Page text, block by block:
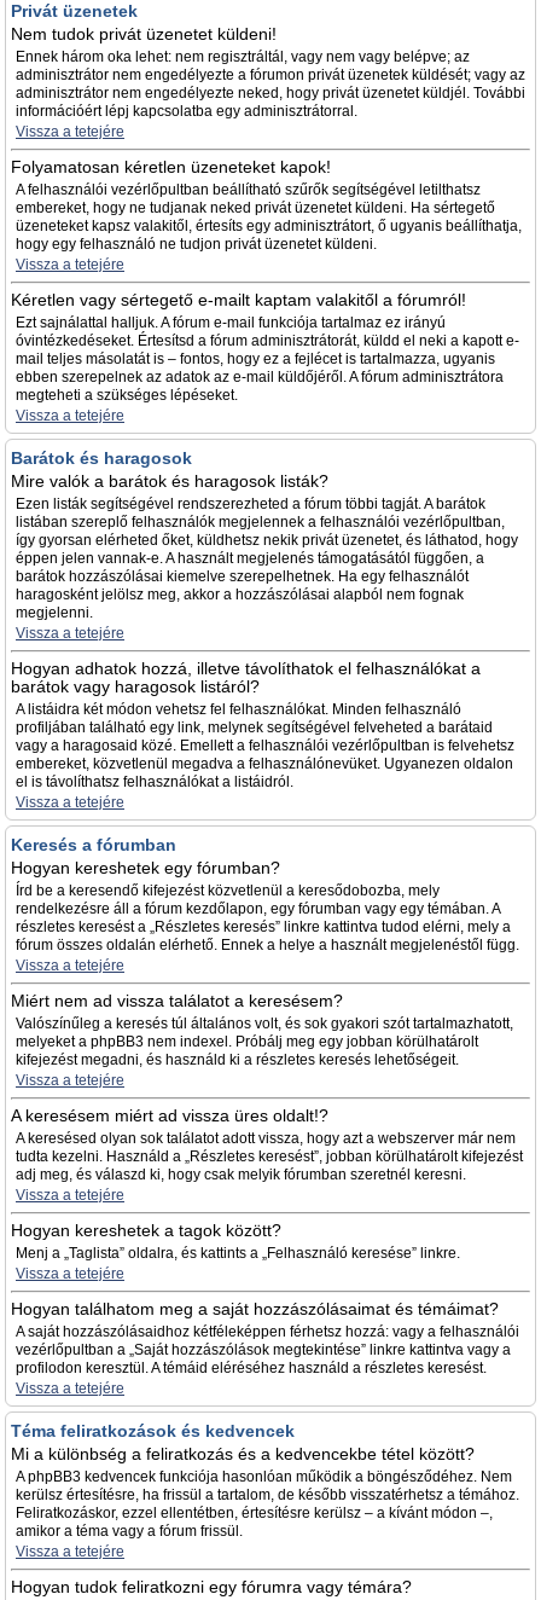
Privát üzenetek
Nem tudok privát üzenetet küldeni!
Ennek három oka lehet: nem regisztráltál, vagy nem vagy belépve; az
adminisztrátor nem engedélyezte a fórumon privát üzenetek küldését; vagy az
adminisztrátor nem engedélyezte neked, hogy privát üzenetet küldjél. További
információért lépj kapcsolatba egy adminisztrátorral.
Vissza a tetejére
Folyamatosan kéretlen üzeneteket kapok!
A felhasználói vezérlőpultban beállítható szűrők segítségével letilthatsz
embereket, hogy ne tudjanak neked privát üzenetet küldeni. Ha sértegető
üzeneteket kapsz valakitől, értesíts egy adminisztrátort, ő ugyanis beállíthatja,
hogy egy felhasználó ne tudjon privát üzenetet küldeni.
Vissza a tetejére
Kéretlen vagy sértegető e-mailt kaptam valakitől a fórumról!
Ezt sajnálattal halljuk. A fórum e-mail funkciója tartalmaz ez irányú
óvintézkedéseket. Értesítsd a fórum adminisztrátorát, küldd el neki a kapott e-
mail teljes másolatát is – fontos, hogy ez a fejlécet is tartalmazza, ugyanis
ebben szerepelnek az adatok az e-mail küldőjéről. A fórum adminisztrátora
megteheti a szükséges lépéseket.
Vissza a tetejére
Barátok és haragosok
Mire valók a barátok és haragosok listák?
Ezen listák segítségével rendszerezheted a fórum többi tagját. A barátok
listában szereplő felhasználók megjelennek a felhasználói vezérlőpultban,
így gyorsan elérheted őket, küldhetsz nekik privát üzenetet, és láthatod, hogy
éppen jelen vannak-e. A használt megjelenés támogatásától függően, a
barátok hozzászólásai kiemelve szerepelhetnek. Ha egy felhasználót
haragosként jelölsz meg, akkor a hozzászólásai alapból nem fognak
megjelenni.
Vissza a tetejére
Hogyan adhatok hozzá, illetve távolíthatok el felhasználókat a
barátok vagy haragosok listáról?
A listáidra két módon vehetsz fel felhasználókat. Minden felhasználó
profiljában található egy link, melynek segítségével felveheted a barátaid
vagy a haragosaid közé. Emellett a felhasználói vezérlőpultban is felvehetsz
embereket, közvetlenül megadva a felhasználónevüket. Ugyanezen oldalon
el is távolíthatsz felhasználókat a listáidról.
Vissza a tetejére
Keresés a fórumban
Hogyan kereshetek egy fórumban?
Írd be a keresendő kifejezést közvetlenül a keresődobozba, mely
rendelkezésre áll a fórum kezdőlapon, egy fórumban vagy egy témában. A
részletes keresést a „Részletes keresés” linkre kattintva tudod elérni, mely a
fórum összes oldalán elérhető. Ennek a helye a használt megjelenéstől függ.
Vissza a tetejére
Miért nem ad vissza találatot a keresésem?
Valószínűleg a keresés túl általános volt, és sok gyakori szót tartalmazhatott,
melyeket a phpBB3 nem indexel. Próbálj meg egy jobban körülhatárolt
kifejezést megadni, és használd ki a részletes keresés lehetőségeit.
Vissza a tetejére
A keresésem miért ad vissza üres oldalt!?
A keresésed olyan sok találatot adott vissza, hogy azt a webszerver már nem
tudta kezelni. Használd a „Részletes keresést”, jobban körülhatárolt kifejezést
adj meg, és válaszd ki, hogy csak melyik fórumban szeretnél keresni.
Vissza a tetejére
Hogyan kereshetek a tagok között?
Menj a „Taglista” oldalra, és kattints a „Felhasználó keresése” linkre.
Vissza a tetejére
Hogyan találhatom meg a saját hozzászólásaimat és témáimat?
A saját hozzászólásaidhoz kétféleképpen férhetsz hozzá: vagy a felhasználói
vezérlőpultban a „Saját hozzászólások megtekintése” linkre kattintva vagy a
profilodon keresztül. A témáid eléréséhez használd a részletes keresést.
Vissza a tetejére
Téma feliratkozások és kedvencek
Mi a különbség a feliratkozás és a kedvencekbe tétel között?
A phpBB3 kedvencek funkciója hasonlóan működik a böngésződéhez. Nem
kerülsz értesítésre, ha frissül a tartalom, de később visszatérhetsz a témához.
Feliratkozáskor, ezzel ellentétben, értesítésre kerülsz – a kívánt módon –,
amikor a téma vagy a fórum frissül.
Vissza a tetejére
Hogyan tudok feliratkozni egy fórumra vagy témára?